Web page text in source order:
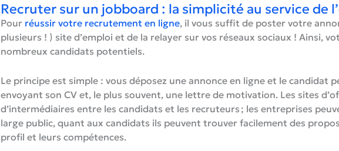
Recruter sur un jobboard : la simplicité au service de
Pour réussir votre recrutement en ligne, il vous suffit de poster votre
plusieurs ! ) site d’emploi et de la relayer sur vos réseaux sociaux ! Ainsi,
nombreux candidats potentiels.
Le principe est simple : vous déposez une annonce en ligne et le candidat
envoyant son CV et, le plus souvent, une lettre de motivation. Les sites
d’intermédiaires entre les candidats et les recruteurs ; les entreprises
large public, quant aux candidats ils peuvent trouver facilement des
profil et leurs compétences.